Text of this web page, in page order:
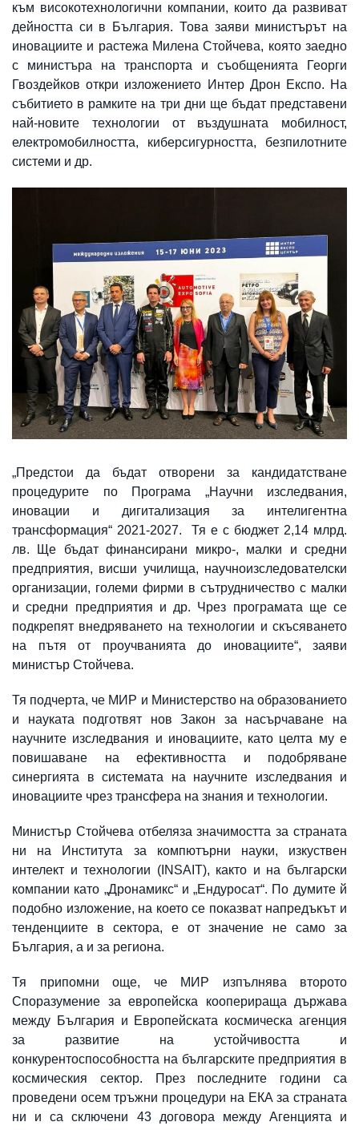
към високотехнологични компании, които да развиват
дейността си в България. Това заяви министърът на
иновациите и растежа Милена Стойчева, която заедно
с министъра на транспорта и съобщенията Георги
Гвоздейков откри изложението Интер Дрон Експо. На
събитието в рамките на три дни ще бъдат представени
най-новите технологии от въздушната мобилност,
електромобилността, киберсигурността, безпилотните
системи и др.
„Предстои да бъдат отворени за кандидатстване
процедурите по Програма „Научни изследвания,
иновации и дигитализация за интелигентна
трансформация“ 2021-2027. Тя е с бюджет 2,14 млрд.
лв. Ще бъдат финансирани микро-, малки и средни
предприятия, висши училища, научноизследователски
организации, големи фирми в сътрудничество с малки
и средни предприятия и др. Чрез програмата ще се
подкрепят внедряването на технологии и скъсяването
на пътя от проучванията до иновациите“, заяви
министър Стойчева.
Тя подчерта, че МИР и Министерство на образованието
и науката подготвят нов Закон за насърчаване на
научните изследвания и иновациите, като целта му е
повишаване на ефективността и подобряване
синергията в системата на научните изследвания и
иновациите чрез трансфера на знания и технологии.
Министър Стойчева отбеляза значимостта за страната
ни на Института за компютърни науки, изкуствен
интелект и технологии (INSAIT), както и на български
компании като „Дронамикс“ и „Ендуросат“. По думите й
подобно изложение, на което се показват напредъкът и
тенденциите в сектора, е от значение не само за
България, а и за региона.
Тя припомни още, че МИР изпълнява второто
Споразумение за европейска кооперираща държава
между България и Европейската космическа агенция
за развитие на устойчивостта и
конкурентоспособността на българските предприятия в
космическия сектор. През последните години са
проведени осем тръжни процедури на ЕКА за страната
ни и са сключени 43 договора между Агенцията и